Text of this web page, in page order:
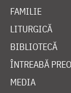
FAMILIE
LITURGICĂ
BIBLIOTECĂ
ÎNTREABĂ
MEDIA